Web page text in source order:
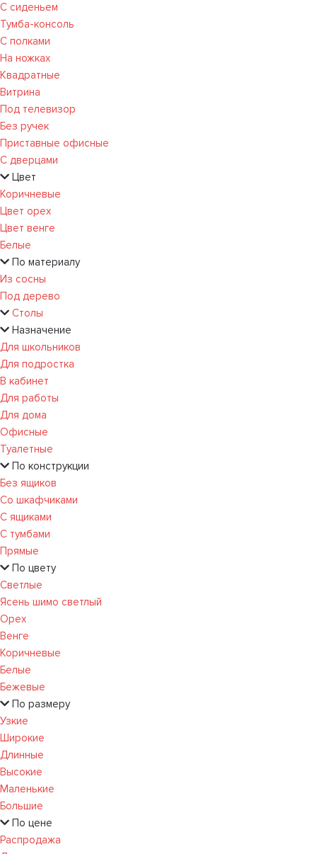
С сиденьем
Тумба-консоль
С полками
На ножках
Квадратные
Витрина
Под телевизор
Без ручек
Приставные офисные
С дверцами
Цвет
Коричневые
Цвет орех
Цвет венге
Белые
По материалу
Из сосны
Под дерево
Столы
Назначение
Для школьников
Для подростка
В кабинет
Для работы
Для дома
Офисные
Туалетные
По конструкции
Без ящиков
Со шкафчиками
С ящиками
С тумбами
Прямые
По цвету
Светлые
Ясень шимо светлый
Орех
Венге
Коричневые
Белые
Бежевые
По размеру
Узкие
Широкие
Длинные
Высокие
Маленькие
Большие
По цене
Распродажа